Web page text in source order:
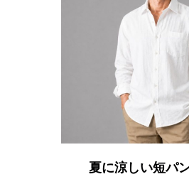
夏に涼しい短パ